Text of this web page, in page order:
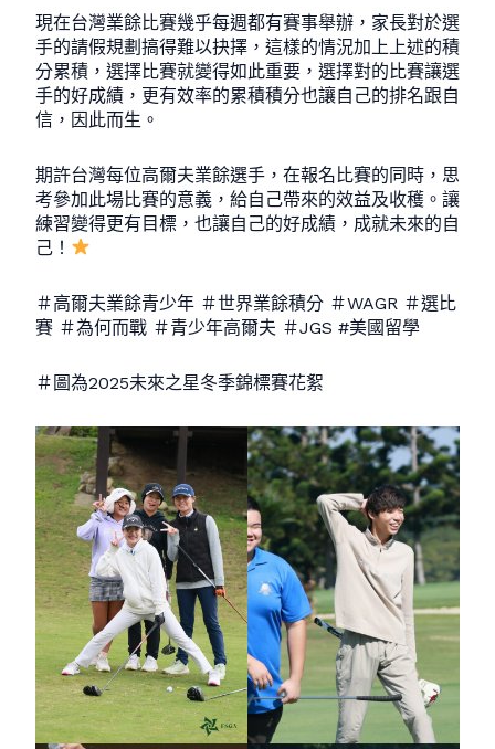
現在台灣業餘比賽幾乎每週都有賽事舉辦，家長對於選
手的請假規劃搞得難以抉擇，這樣的情況加上上述的積
分累積，選擇比賽就變得如此重要，選擇對的比賽讓選
手的好成績，更有效率的累積積分也讓自己的排名跟自
信，因此而生。
期許台灣每位高爾夫業餘選手，在報名比賽的同時，思
考參加此場比賽的意義，給自己帶來的效益及收穫。讓
練習變得更有目標，也讓自己的好成績，成就未來的自
己！
＃高爾夫業餘青少年 ＃世界業餘積分 ＃WAGR ＃選比
賽 ＃為何而戰 ＃青少年高爾夫 ＃JGS #美國留學
＃圖為2025未來之星冬季錦標賽花絮